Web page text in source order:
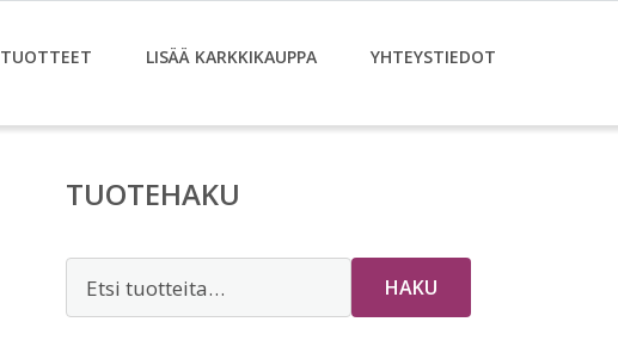
TUOTTEET LISÄÄ KARKKIKAUPPA YHTEYSTIEDOT
TUOTEHAKU
HAKU